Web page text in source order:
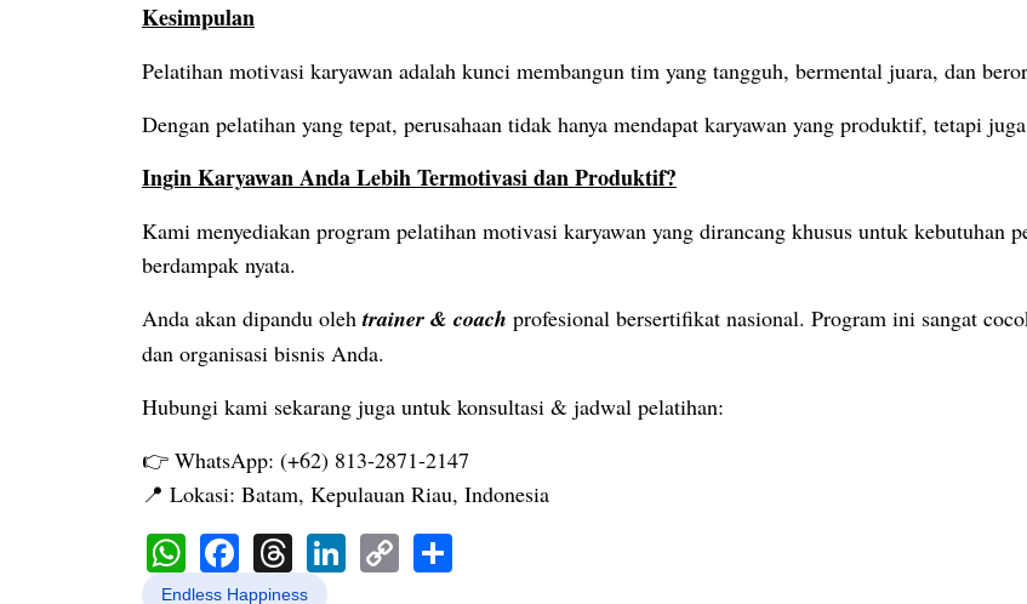
Kesimpulan
Pelatihan motivasi karyawan adalah kunci membangun tim yang tangguh, bermental juara, dan
Dengan pelatihan yang tepat, perusahaan tidak hanya mendapat karyawan yang produktif, tetapi
Ingin Karyawan Anda Lebih Termotivasi dan Produktif?
Kami menyediakan program pelatihan motivasi karyawan yang dirancang khusus untuk kebutuhan
berdampak nyata.
Anda akan dipandu olehtrainer & coach profesional bersertifikat nasional. Program ini sangat
dan organisasi bisnis Anda.
Hubungi kami sekarang juga untuk konsultasi & jadwal pelatihan:
👉 WhatsApp: (+62) 813-2871-2147
📍 Lokasi: Batam, Kepulauan Riau, Indonesia
WhatsApp
Facebook
Threads
LinkedIn
Copy
Endless Happiness